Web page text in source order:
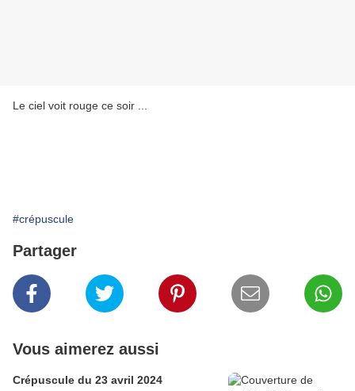
Le ciel voit rouge ce soir ...
#crépuscule
Partager
Vous aimerez aussi
Crépuscule du 23 avril 2024